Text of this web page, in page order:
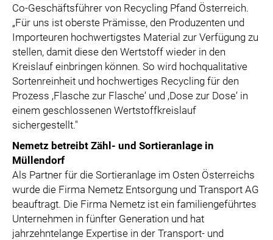
Co-Geschäftsführer von Recycling Pfand Österreich.
„Für uns ist oberste Prämisse, den Produzenten und
Importeuren hochwertigstes Material zur Verfügung zu
stellen, damit diese den Wertstoff wieder in den
Kreislauf einbringen können. So wird hochqualitative
Sortenreinheit und hochwertiges Recycling für den
Prozess ‚Flasche zur Flasche‘ und ‚Dose zur Dose‘ in
einem geschlossenen Wertstoffkreislauf
sichergestellt."
Nemetz betreibt Zähl- und Sortieranlage in
Müllendorf
Als Partner für die Sortieranlage im Osten Österreichs
wurde die Firma Nemetz Entsorgung und Transport AG
beauftragt. Die Firma Nemetz ist ein familiengeführtes
Unternehmen in fünfter Generation und hat
jahrzehntelange Expertise in der Transport- und